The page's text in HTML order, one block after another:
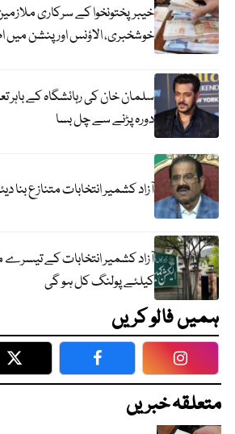
خیبرپختونخوا کے سرکاری
خوشخبری، الاؤنس اور پنشن میں
سلمان خان کی رہائشگاہ کے باہر
دورہ پڑنے سے چل بسا
آزاد کشمیر انتخابات متنازع
کیلئے پولنگ کل ہو گی
ہمیں فالو کریں
Twitter Facebook
متعلقہ خبریں